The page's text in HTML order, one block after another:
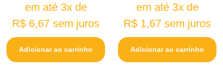
em até 3x de
R$ 6,67 sem juros
Adicionar ao carrinho
em até 3x de
R$ 1,67 sem juros
Adicionar ao carrinho